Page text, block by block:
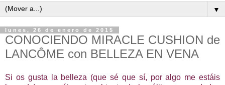
▼
lunes, 26 de enero de 2015
CONOCIENDO MIRACLE CUSHION de
LANCÔME con BELLEZA EN VENA
Si os gusta la belleza (que sé que sí, por algo me estáis